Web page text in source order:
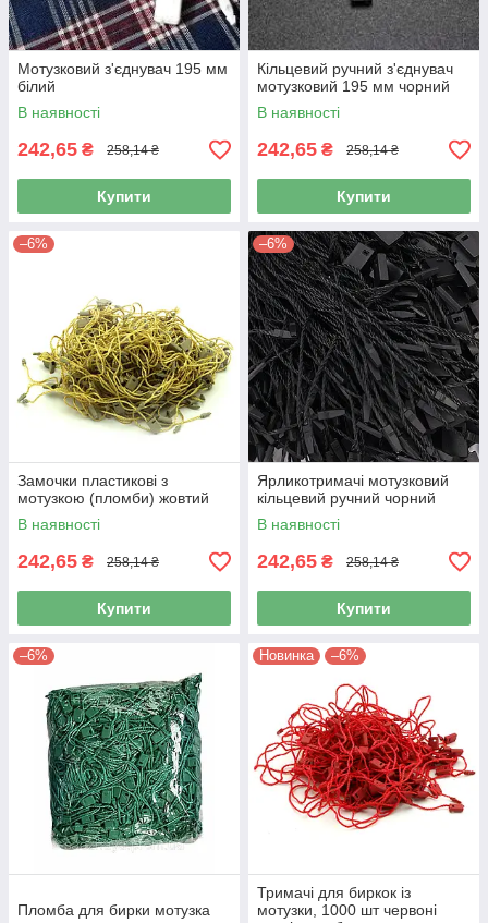
Мотузковий з'єднувач 195 мм
білий
В наявності
242,65 ₴ 258,14 ₴
Купити
Кільцевий ручний з'єднувач
мотузковий 195 мм чорний
В наявності
242,65 ₴ 258,14 ₴
Купити
–6%
Замочки пластикові з
мотузкою (пломби) жовтий
В наявності
242,65 ₴ 258,14 ₴
Купити
–6%
Ярликотримачі мотузковий
кільцевий ручний чорний
В наявності
242,65 ₴ 258,14 ₴
Купити
–6%
Пломба для бирки мотузка
Новинка –6%
Тримачі для биркок із
мотузки, 1000 шт червоні